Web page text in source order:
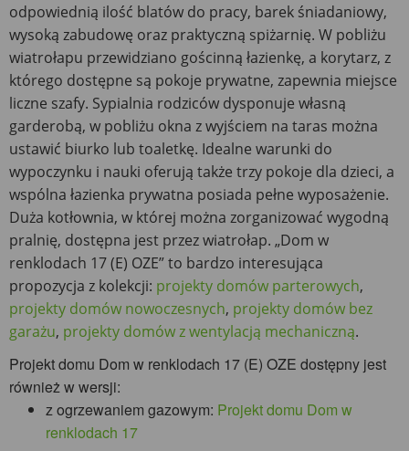
odpowiednią ilość blatów do pracy, barek śniadaniowy,
wysoką zabudowę oraz praktyczną spiżarnię. W pobliżu
wiatrołapu przewidziano gościnną łazienkę, a korytarz, z
którego dostępne są pokoje prywatne, zapewnia miejsce
liczne szafy. Sypialnia rodziców dysponuje własną
garderobą, w pobliżu okna z wyjściem na taras można
ustawić biurko lub toaletkę. Idealne warunki do
wypoczynku i nauki oferują także trzy pokoje dla dzieci, a
wspólna łazienka prywatna posiada pełne wyposażenie.
Duża kotłownia, w której można zorganizować wygodną
pralnię, dostępna jest przez wiatrołap. „Dom w
renklodach 17 (E) OZE” to bardzo interesująca
propozycja z kolekcji: projekty domów parterowych,
projekty domów nowoczesnych, projekty domów bez
garażu, projekty domów z wentylacją mechaniczną.
Projekt domu Dom w renklodach 17 (E) OZE dostępny jest
również w wersji:
z ogrzewaniem gazowym: Projekt domu Dom w
renklodach 17